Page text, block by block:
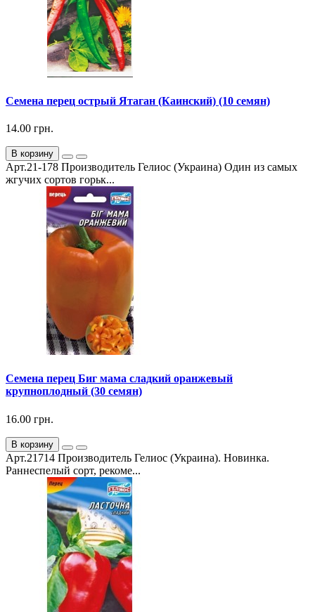
Семена перец острый Ятаган (Каинский) (10 семян)
14.00 грн.
В корзину
Арт.21-178 Производитель Гелиос (Украина) Один из самых
жгучих сортов горьк...
Семена перец Биг мама сладкий оранжевый
крупноплодный (30 семян)
16.00 грн.
В корзину
Арт.21714 Производитель Гелиос (Украина). Новинка.
Раннеспелый сорт, рекоме...